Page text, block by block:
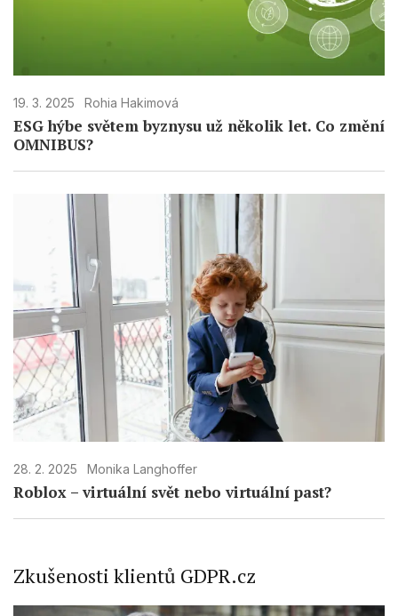
19. 3. 2025 Rohia Hakimová
ESG hýbe světem byznysu už několik let. Co změní
OMNIBUS?
28. 2. 2025 Monika Langhoffer
Roblox – virtuální svět nebo virtuální past?
Zkušenosti klientů GDPR.cz